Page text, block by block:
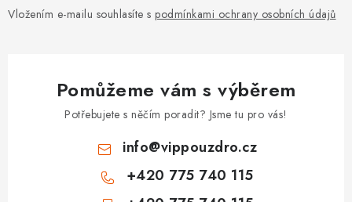
Vložením e-mailu souhlasíte s podmínkami ochrany osobních údajů
Pomůžeme vám s výběrem
Potřebujete s něčím poradit? Jsme tu pro vás!
info@vippouzdro.cz
+420 775 740 115